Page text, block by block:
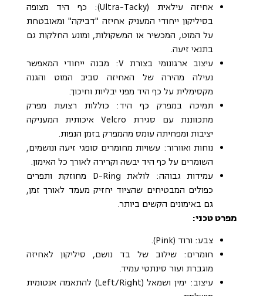
אחיזה עילאית (Ultra-Tacky): כף היד מצופה
בסיליקון ייחודי המעניק אחיזה "דביקה" ומאובטחת
על המוט, המכשיר או המשקולות, ומונע החלקות גם
בתנאי זיעה.
עיצוב ארגונומי בצורת V: מבנה ייחודי המאפשר
נעילה מהירה של האחיזה סביב המוט והגנה
מקסימלית על כף היד מפני יבליות וחיכוך.
תמיכה במפרק כף היד: כוללות רצועת מפרק
מתכווננת עם סגירת Velcro איכותית המעניקה
יציבות ומפחיתה עומס מהמפרק בזמן הנפות.
נוחות ואוורור: עשויות מחומרים סופגי זיעה ונושמים,
השומרים על כף היד יבשה וקרירה לאורך כל האימון.
עמידות גבוהה: לולאת D-Ring מחוזקת ותפרים
כפולים המבטיחים שהציוד יחזיק מעמד לאורך זמן,
גם באימונים הקשים ביותר.
מפרט טכני:
צבע: ורוד (Pink).
חומרים: שילוב של בד נושם, סיליקון לאחיזה
מוגברת ועור סינתטי עמיד.
עיצוב: ימין ושמאל (Left/Right) להתאמה אנטומית